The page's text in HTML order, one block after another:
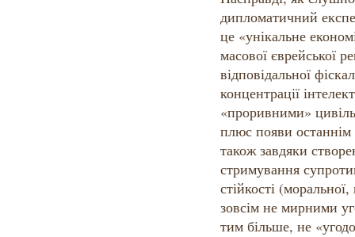
дипломатичний
це «унікальне
масової єврейської
відповідальної
концентрації
«проривними»
плюс появи останнім
також завдяки
стримування
стійкості
зовсім не мирними
тим більше, не